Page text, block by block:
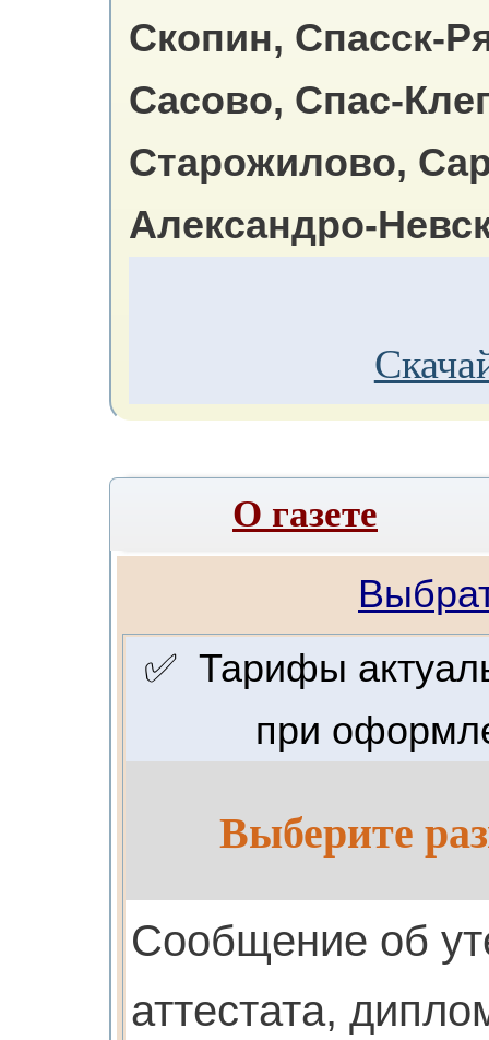
Скопин, Спасск-
Сасово, Спас-
Старожилово,
Александро-
О газете
✅ Тарифы
при
Выберите
Cообщение об
аттестата,